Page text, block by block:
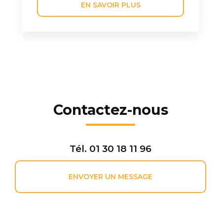
EN SAVOIR PLUS
Contactez-nous
Tél. 01 30 18 11 96
ENVOYER UN MESSAGE